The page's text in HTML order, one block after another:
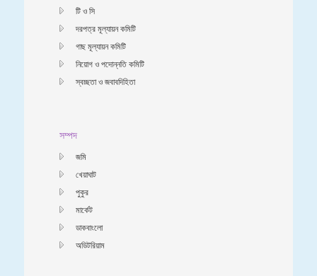
টি ও সি
দরপত্র মূল্যায়ন কমিটি
গাছ মূল্যায়ন কমিটি
নিয়োগ ও পদোন্নতি কমিটি
স্বচ্ছতা ও জবাবদিহিতা
সম্পদ
জমি
খেয়াঘাট
পুকুর
মার্কেট
ডাকবাংলো
অডিটরিয়াম